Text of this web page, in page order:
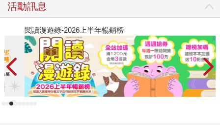
活動訊息
閱讀漫遊錄-2026上半年暢銷榜